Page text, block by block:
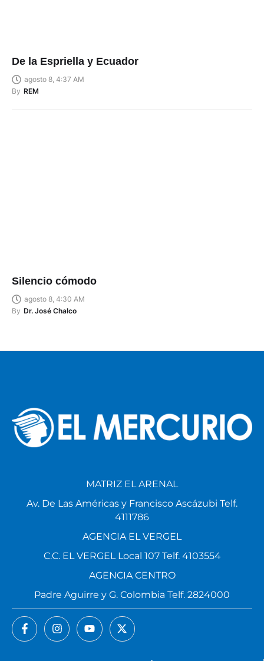
De la Espriella y Ecuador
agosto 8, 4:37 AM
By REM
Silencio cómodo
agosto 8, 4:30 AM
By Dr. José Chalco
MATRIZ EL ARENAL
Av. De Las Américas y Francisco Ascázubi Telf.
4111786
AGENCIA EL VERGEL
C.C. EL VERGEL Local 107 Telf. 4103554
AGENCIA CENTRO
Padre Aguirre y G. Colombia Telf. 2824000